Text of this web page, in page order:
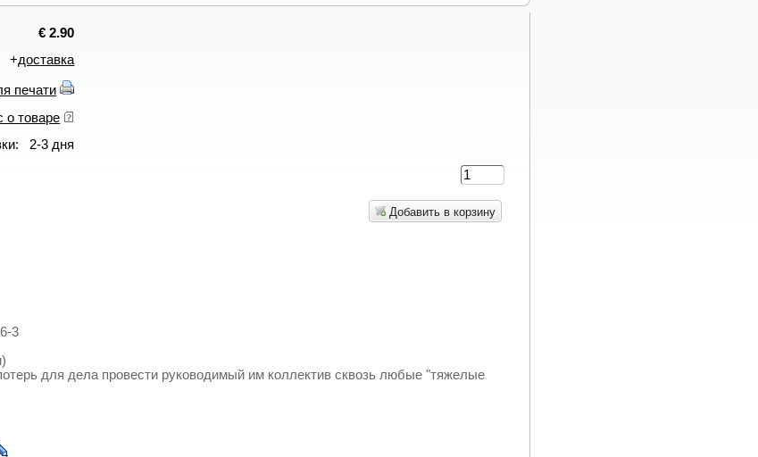
€ 2.90
+доставка
печати
о товаре
2-3 дня
Добавить в корзину
3
для дела провести руководимый им коллектив сквозь любые "тяжелые